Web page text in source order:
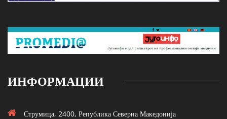
ИНФОРМАЦИИ
Струмица, 2400, Република Северна Македонија